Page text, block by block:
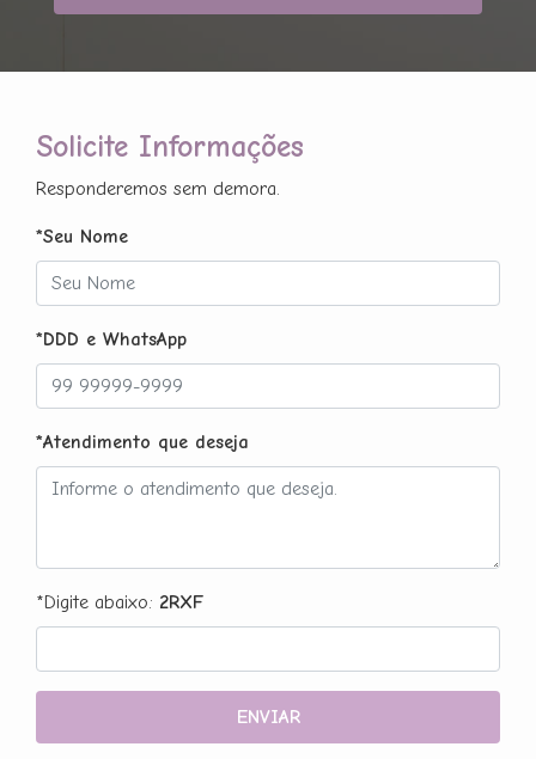
Solicite Informações
Responderemos sem demora.
*Seu Nome
*DDD e WhatsApp
*Atendimento que deseja
*Digite abaixo: 2RXF
ENVIAR